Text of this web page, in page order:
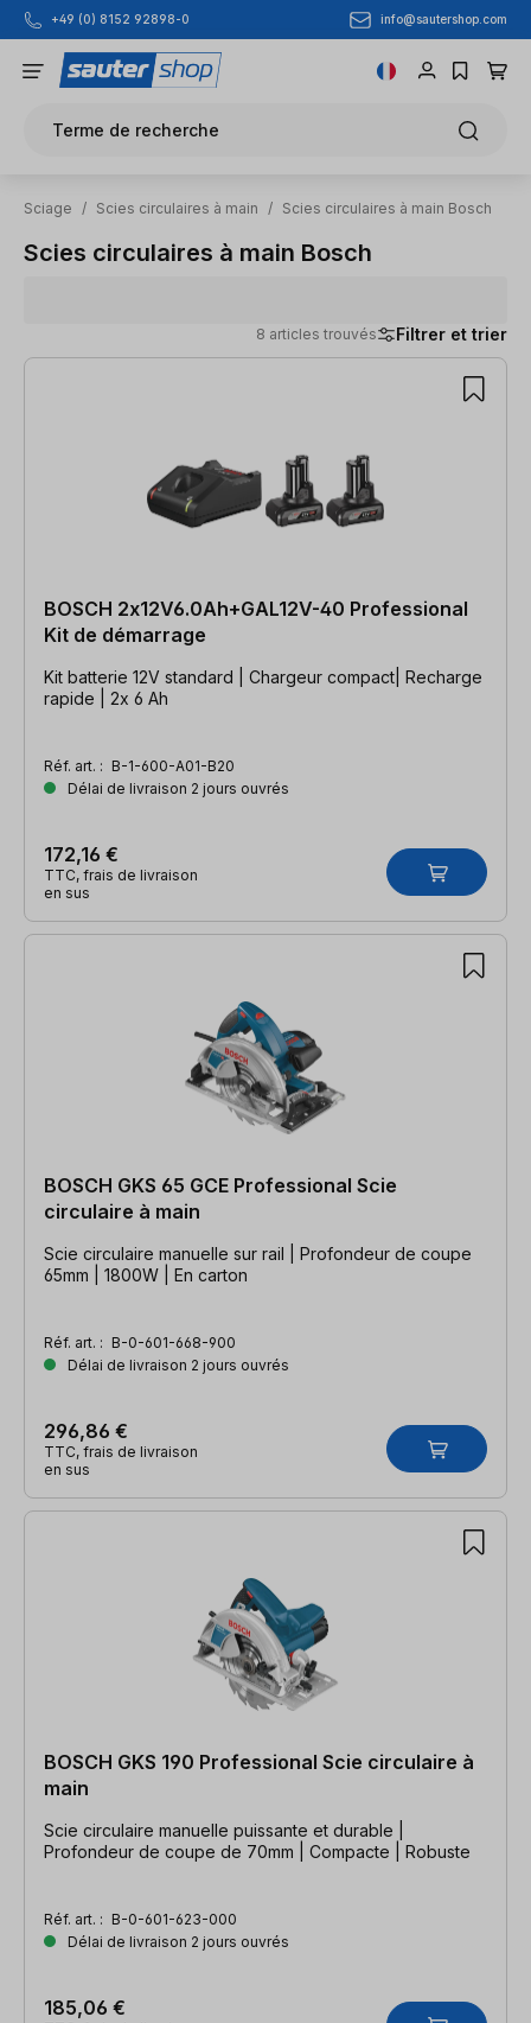
Passer au contenu principal
+49 (0) 8152 92898-0 info@sautershop.com
Terme de recherche
Sciage / Scies circulaires à main / Scies circulaires à main Bosch
Scies circulaires à main Bosch
8 articles trouvés Filtrer et trier
8 articles trouvés
BOSCH 2x12V6.0Ah+GAL12V-40 Professional
Kit de démarrage
Kit batterie 12V standard | Chargeur compact| Recharge
rapide | 2x 6 Ah
Réf. art. : B-1-600-A01-B20
Délai de livraison 2 jours ouvrés
172,16 €
TTC, frais de livraison
en sus
BOSCH GKS 65 GCE Professional Scie
circulaire à main
Scie circulaire manuelle sur rail | Profondeur de coupe
65mm | 1800W | En carton
Réf. art. : B-0-601-668-900
Délai de livraison 2 jours ouvrés
296,86 €
TTC, frais de livraison
en sus
BOSCH GKS 190 Professional Scie circulaire à
main
Scie circulaire manuelle puissante et durable |
Profondeur de coupe de 70mm | Compacte | Robuste
Réf. art. : B-0-601-623-000
Délai de livraison 2 jours ouvrés
185,06 €